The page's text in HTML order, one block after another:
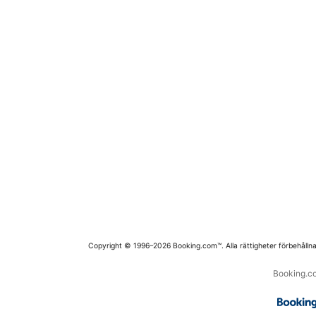
Copyright © 1996–2026 Booking.com™. Alla rättigheter